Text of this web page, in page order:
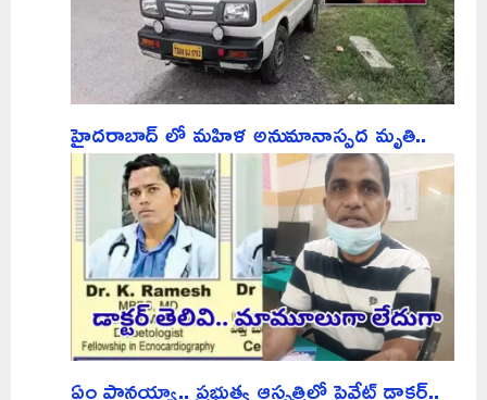
హైదరాబాద్ లో మహిళ అనుమానాస్పద మృతి..
ఏం ప్లానయ్యా.. ప్రభుత్వ ఆస్పత్రిలో ప్రైవేట్ డాక్టర్..